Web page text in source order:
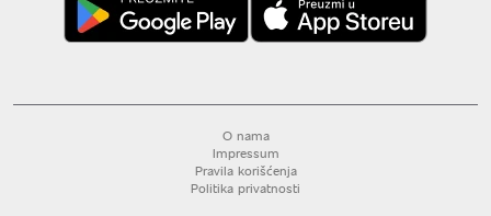
O nama
Impressum
Pravila korišćenja
Politika privatnosti